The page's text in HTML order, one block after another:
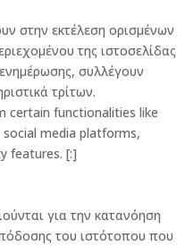
στην εκτέλεση ορισμένων
της ιστοσελίδας
συλλέγουν
τρίτων.
certain functionalities like
media platforms,
features. [:]
για την κατανόηση
του ιστότοπου που